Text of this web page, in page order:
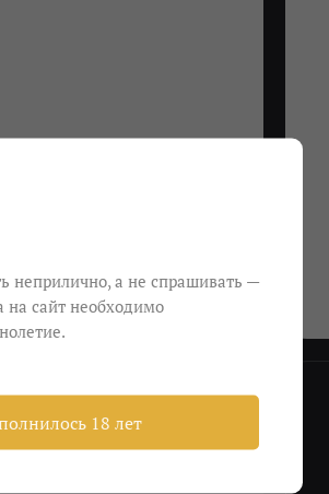
сбор — вишня с
дерева.
этот вечер.
неприлично, а не спрашивать —
на сайт необходимо
18 лет